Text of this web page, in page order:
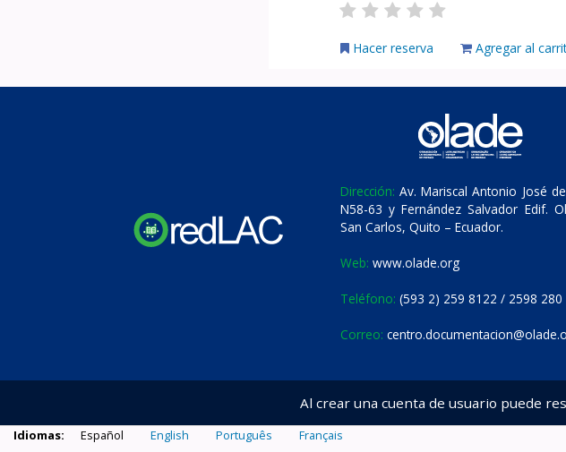
Hacer reserva Agregar al
Dirección: Av. Mariscal Antonio José
N58-63 y Fernández Salvador Edif.
San Carlos, Quito – Ecuador.
Web: www.olade.org
Teléfono: (593 2) 259 8122 / 2598 280
Correo:
Al crear una cuenta de usuario puede
Idiomas: Español English Português Français